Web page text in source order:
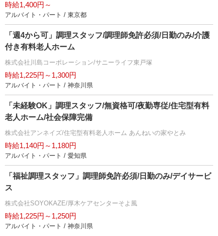
時給1,400円～
アルバイト・パート / 東京都
「週4から可」調理スタッフ/調理師免許必須/日勤のみ/介護
付き有料老人ホーム
株式会社川島コーポレーション/サニーライフ東戸塚
時給1,225円～1,300円
アルバイト・パート / 神奈川県
「未経験OK」調理スタッフ/無資格可/夜勤専従/住宅型有料
老人ホーム/社会保障完備
株式会社アンネイズ/住宅型有料老人ホーム あんねいの家やとみ
時給1,140円～1,180円
アルバイト・パート / 愛知県
「福祉調理スタッフ」調理師免許必須/日勤のみ/デイサービ
ス
株式会社SOYOKAZE/厚木ケアセンターそよ風
時給1,225円～1,250円
アルバイト・パート / 神奈川県